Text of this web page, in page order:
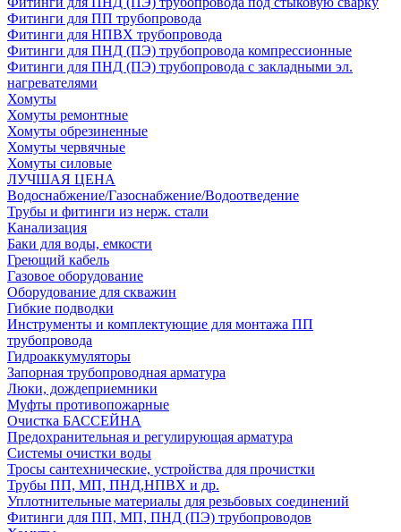
Фитинги для ПП трубопровода
Фитинги для НПВХ трубопровода
Фитинги для ПНД (ПЭ) трубопровода компрессионные
Фитинги для ПНД (ПЭ) трубопровода с закладными эл.
нагревателями
Хомуты
Хомуты ремонтные
Хомуты обрезиненные
Хомуты червячные
Хомуты силовые
ЛУЧШАЯ ЦЕНА
Водоснабжение/Газоснабжение/Водоотведение
Трубы и фитинги из нерж. стали
Канализация
Баки для воды, емкости
Греющий кабель
Газовое оборудование
Оборудование для скважин
Гибкие подводки
Инструменты и комплектующие для монтажа ПП
трубопровода
Гидроаккумуляторы
Запорная трубопроводная арматура
Люки, дождеприемники
Муфты противопожарные
Очистка БАССЕЙНА
Предохранительная и регулирующая арматура
Системы очистки воды
Тросы сантехнические, устройства для прочистки
Трубы ПП, МП, ПНД,НПВХ и др.
Уплотнительные материалы для резьбовых соединений
Фитинги для ПП, МП, ПНД (ПЭ) трубопроводов